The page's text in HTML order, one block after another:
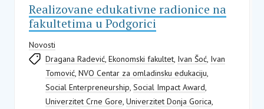
Realizovane edukativne radionice na
fakultetima u Podgorici
Novosti
Dragana Radević Ekonomski fakultet Ivan Šoć Ivan
Tomović NVO Centar za omladinsku edukaciju
Social Enterpreneurship Social Impact Award
Univerzitet Crne Gore Univerzitet Donja Gorica